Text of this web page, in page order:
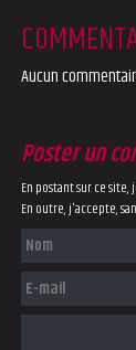
Aucun
Poster un
En postant sur ce
En outre, j'accepte,